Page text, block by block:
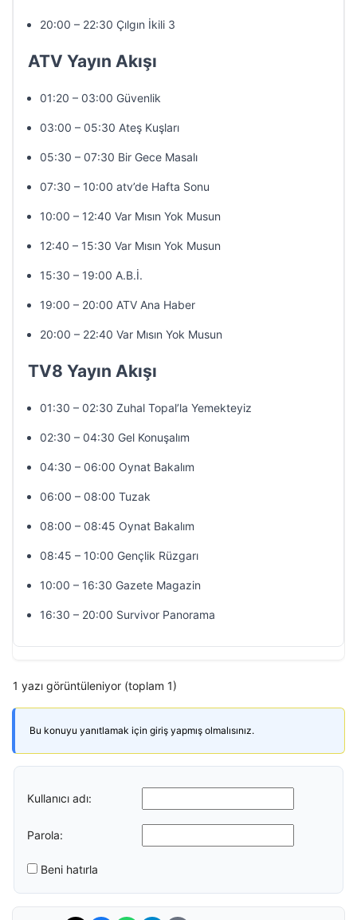
20:00 – 22:30 Çılgın İkili 3
ATV Yayın Akışı
01:20 – 03:00 Güvenlik
03:00 – 05:30 Ateş Kuşları
05:30 – 07:30 Bir Gece Masalı
07:30 – 10:00 atv’de Hafta Sonu
10:00 – 12:40 Var Mısın Yok Musun
12:40 – 15:30 Var Mısın Yok Musun
15:30 – 19:00 A.B.İ.
19:00 – 20:00 ATV Ana Haber
20:00 – 22:40 Var Mısın Yok Musun
TV8 Yayın Akışı
01:30 – 02:30 Zuhal Topal’la Yemekteyiz
02:30 – 04:30 Gel Konuşalım
04:30 – 06:00 Oynat Bakalım
06:00 – 08:00 Tuzak
08:00 – 08:45 Oynat Bakalım
08:45 – 10:00 Gençlik Rüzgarı
10:00 – 16:30 Gazete Magazin
16:30 – 20:00 Survivor Panorama
1 yazı görüntüleniyor (toplam 1)
Bu konuyu yanıtlamak için giriş yapmış olmalısınız.
Kullanıcı adı:
Parola:
Beni hatırla